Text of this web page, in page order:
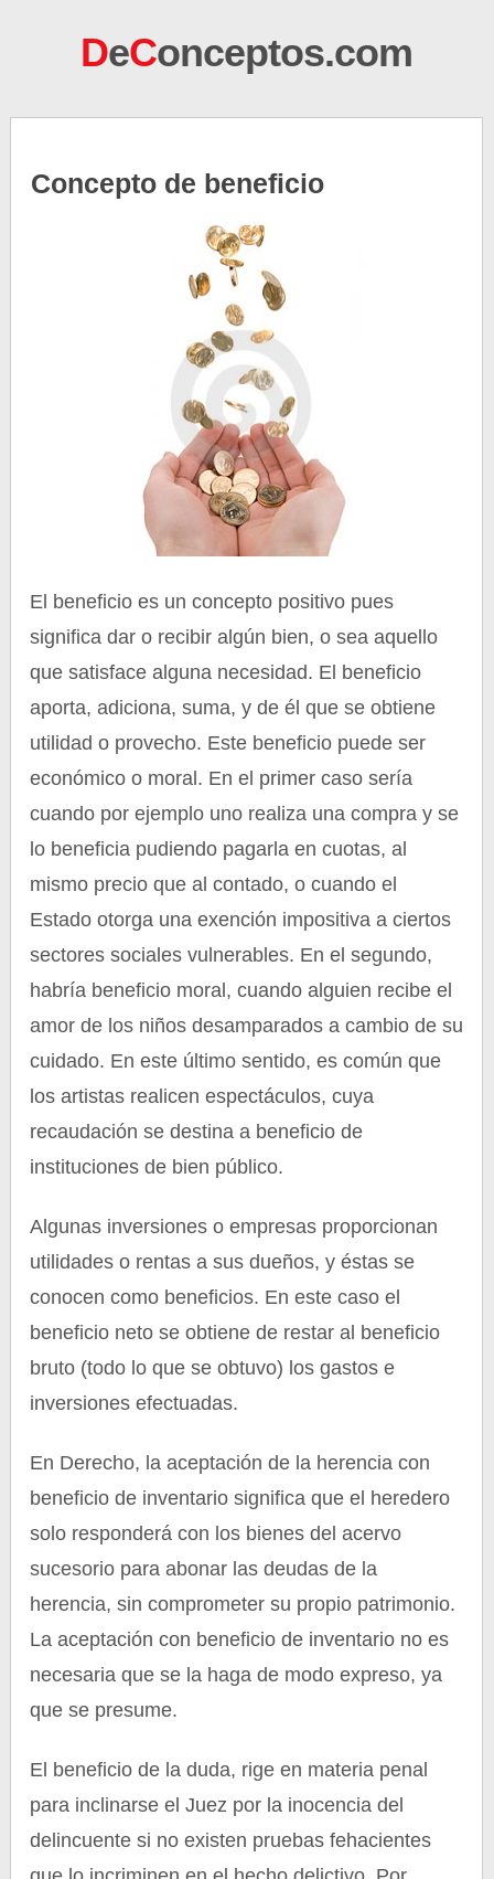
DeConceptos.com
Concepto de beneficio
El beneficio es un concepto positivo pues
significa dar o recibir algún bien, o sea aquello
que satisface alguna necesidad. El beneficio
aporta, adiciona, suma, y de él que se obtiene
utilidad o provecho. Este beneficio puede ser
económico o moral. En el primer caso sería
cuando por ejemplo uno realiza una compra y se
lo beneficia pudiendo pagarla en cuotas, al
mismo precio que al contado, o cuando el
Estado otorga una exención impositiva a ciertos
sectores sociales vulnerables. En el segundo,
habría beneficio moral, cuando alguien recibe el
amor de los niños desamparados a cambio de su
cuidado. En este último sentido, es común que
los artistas realicen espectáculos, cuya
recaudación se destina a beneficio de
instituciones de bien público.
Algunas inversiones o empresas proporcionan
utilidades o rentas a sus dueños, y éstas se
conocen como beneficios. En este caso el
beneficio neto se obtiene de restar al beneficio
bruto (todo lo que se obtuvo) los gastos e
inversiones efectuadas.
En Derecho, la aceptación de la herencia con
beneficio de inventario significa que el heredero
solo responderá con los bienes del acervo
sucesorio para abonar las deudas de la
herencia, sin comprometer su propio patrimonio.
La aceptación con beneficio de inventario no es
necesaria que se la haga de modo expreso, ya
que se presume.
El beneficio de la duda, rige en materia penal
para inclinarse el Juez por la inocencia del
delincuente si no existen pruebas fehacientes